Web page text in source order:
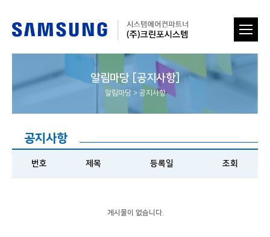
알림마당 [공지사항]
알림마당 > 공지사항
공지사항
번호 제목 등록일 조회
게시물이 없습니다.